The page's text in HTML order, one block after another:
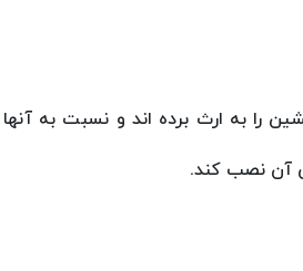
9 تمام ویژگی های مثبت مدل های پیشین را به ارث برده